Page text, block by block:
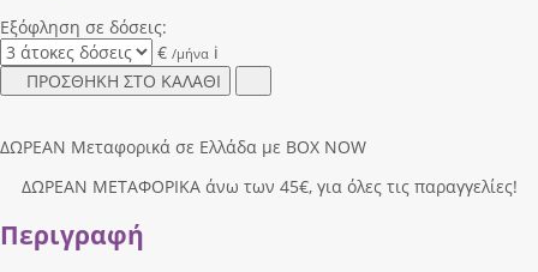
Εξόφληση σε δόσεις:
€ /μήνα i
ΠΡΟΣΘΗΚΗ ΣΤΟ ΚΑΛΑΘΙ
ΔΩΡΕΑΝ Μεταφορικά σε Ελλάδα με BOX NOW
ΔΩΡΕΑΝ ΜΕΤΑΦΟΡΙΚΑ άνω των 45€, για όλες τις παραγγελίες!
Περιγραφή